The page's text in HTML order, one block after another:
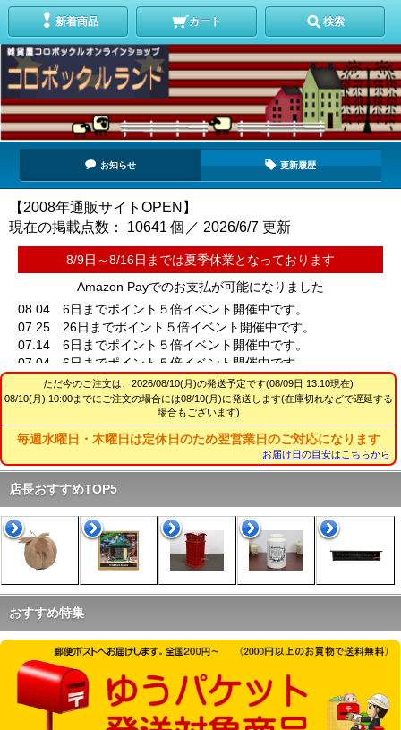
新着商品 カート 検索
お知らせ 更新履歴
【2008年通販サイトOPEN】
現在の掲載点数： 10641 個／ 2026/6/7 更新
8/9日～8/16日までは夏季休業となっております
Amazon Payでのお支払が可能になりました
08.04 6日までポイント５倍イベント開催中です。
07.25 26日までポイント５倍イベント開催中です。
07.14 6日までポイント５倍イベント開催中です。
07.04 6日までポイント５倍イベント開催中です。
06.26 26日までポイント５倍イベント開催中です。
06.14 16日までポイント５倍イベント開催中です。
ラガディ・ケアベアグッズ、アップしました
06.04 6日までポイント５倍イベント開催中です。
ラガディSNOWDENレアグッズ、アップしました
06.01 2日は台風6号の影響のため出荷停止いたします
05.24 26日までポイント５倍イベント開催中です。
05.22ラガディアンなど希少雑貨、アップしました
05.19
ラガディレアグッズ、アップしました
05.16
ラガディ希少ドール、アップしました
05.14 16日までポイント５倍イベント開催中です。
05.09USAファイヤーキング、アップしました
05.08ラガディ希少ドールアップしました
05.05 5日、6日はポイント５倍イベント開催中です。
05.05ラガディレアグッズ、アップしました
05.03ラガディ希少ドールアップしました
05.01ラガディグッズ、アップしました
04.29 ビンテージキッチンスケールetc、アップしました
ラガディアンティーク雑貨、アップしました
ただ今のご注文は、 2026/08/10(月)の発送予定です(08/09日 13:10現在)
08/10(月) 10:00までにご注文の場合には08/10(月)に発送します(在庫切れなどで遅延する
場合もございます)
毎週水曜日・木曜日は定休日のため翌営業日のご対応になります
お届け日の目安はこちらから
店長おすすめTOP5
おすすめ特集